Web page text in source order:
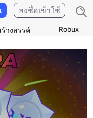
ร้างสรรค์ Robux
ลงชื่อเข้าใช้